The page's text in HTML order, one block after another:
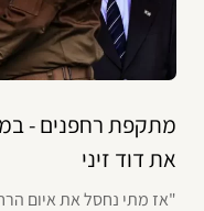
מתקפת רחפנים -
את דוד זיני
"אז מתי נחסל את איום